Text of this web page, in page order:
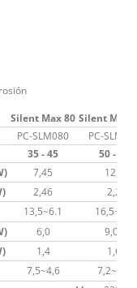
Silent Max 80 Silent Max
PC-SLM080
PC-
35 - 45
50 - 65
7,45
12,3
2,46
2,2
13,5~6.1
16,5~6,4
6,0
9,05
1,4
1,6
7,5~4,6
7,2~4,7